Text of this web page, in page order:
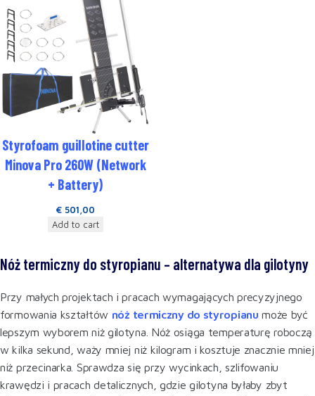
Styrofoam guillotine cutter
Minova Pro 260W (Network
+ Battery)
€ 501,00
Add to cart
Nóż termiczny do styropianu – alternatywa dla gilotyny
Przy małych projektach i pracach wymagających precyzyjnego
formowania kształtów nóż termiczny do styropianu może być
lepszym wyborem niż gilotyna. Nóż osiąga temperaturę roboczą
w kilka sekund, waży mniej niż kilogram i kosztuje znacznie mniej
niż przecinarka. Sprawdza się przy wycinkach, szlifowaniu
krawędzi i pracach detalicznych, gdzie gilotyna byłaby zbyt